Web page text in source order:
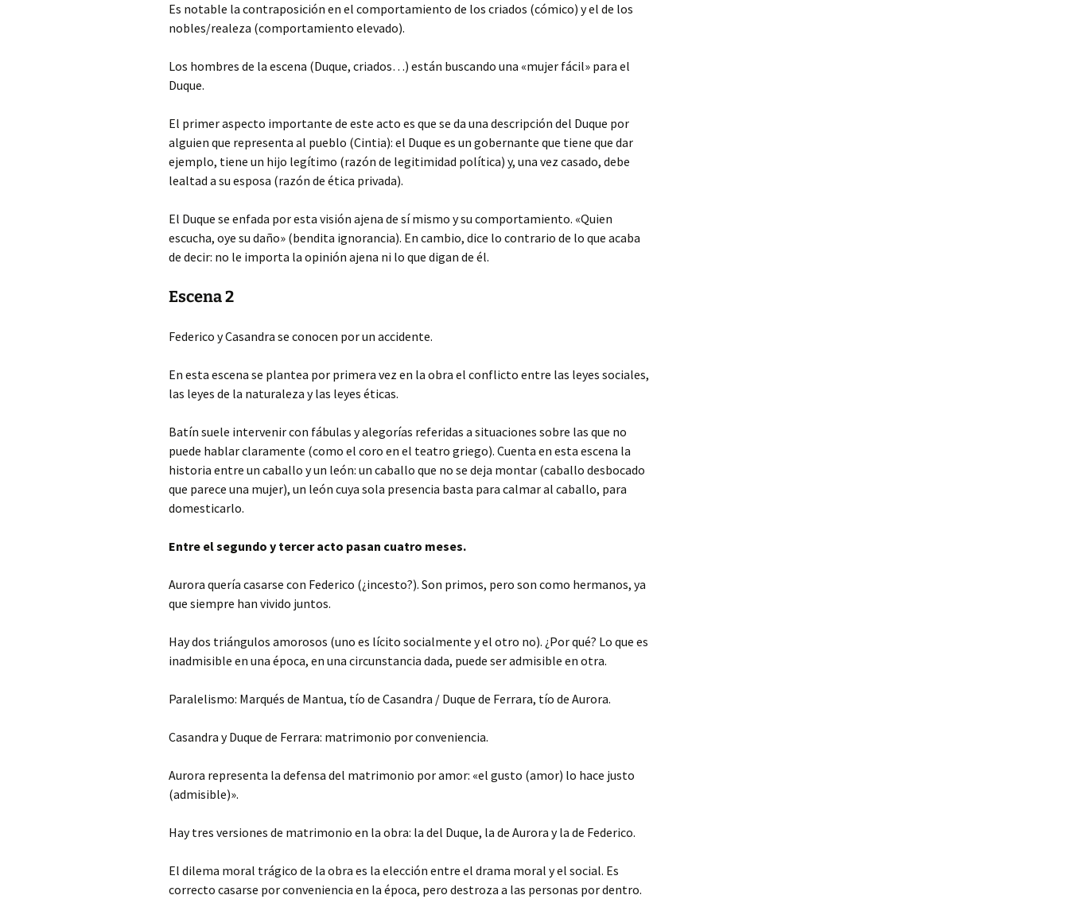
Es notable la contraposición en el comportamiento de los criados (cómico) y el de los
nobles/realeza (comportamiento elevado).
Los hombres de la escena (Duque, criados…) están buscando una «mujer fácil» para el
Duque.
El primer aspecto importante de este acto es que se da una descripción del Duque por
alguien que representa al pueblo (Cintia): el Duque es un gobernante que tiene que dar
ejemplo, tiene un hijo legítimo (razón de legitimidad política) y, una vez casado, debe
lealtad a su esposa (razón de ética privada).
El Duque se enfada por esta visión ajena de sí mismo y su comportamiento. «Quien
escucha, oye su daño» (bendita ignorancia). En cambio, dice lo contrario de lo que acaba
de decir: no le importa la opinión ajena ni lo que digan de él.
Escena 2
Federico y Casandra se conocen por un accidente.
En esta escena se plantea por primera vez en la obra el conflicto entre las leyes sociales,
las leyes de la naturaleza y las leyes éticas.
Batín suele intervenir con fábulas y alegorías referidas a situaciones sobre las que no
puede hablar claramente (como el coro en el teatro griego). Cuenta en esta escena la
historia entre un caballo y un león: un caballo que no se deja montar (caballo desbocado
que parece una mujer), un león cuya sola presencia basta para calmar al caballo, para
domesticarlo.
Entre el segundo y tercer acto pasan cuatro meses.
Aurora quería casarse con Federico (¿incesto?). Son primos, pero son como hermanos, ya
que siempre han vivido juntos.
Hay dos triángulos amorosos (uno es lícito socialmente y el otro no). ¿Por qué? Lo que es
inadmisible en una época, en una circunstancia dada, puede ser admisible en otra.
Paralelismo: Marqués de Mantua, tío de Casandra / Duque de Ferrara, tío de Aurora.
Casandra y Duque de Ferrara: matrimonio por conveniencia.
Aurora representa la defensa del matrimonio por amor: «el gusto (amor) lo hace justo
(admisible)».
Hay tres versiones de matrimonio en la obra: la del Duque, la de Aurora y la de Federico.
El dilema moral trágico de la obra es la elección entre el drama moral y el social. Es
correcto casarse por conveniencia en la época, pero destroza a las personas por dentro.